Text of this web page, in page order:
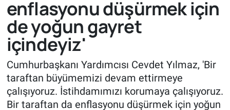
enflasyonu düşürmek için
de yoğun gayret
içindeyiz'
Cumhurbaşkanı Yardımcısı Cevdet Yılmaz, 'Bir
taraftan büyümemizi devam ettirmeye
çalışıyoruz. İstihdamımızı korumaya çalışıyoruz.
Bir taraftan da enflasyonu düşürmek için yoğun
Haber Arşivi